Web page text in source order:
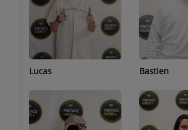
Lucas Bastien